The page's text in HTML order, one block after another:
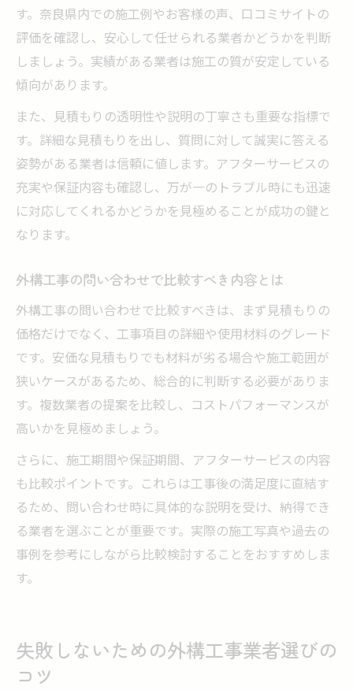
す。奈良県内での施工例やお客様の声、口コミサイトの
評価を確認し、安心して任せられる業者かどうかを判断
しましょう。実績がある業者は施工の質が安定している
傾向があります。
また、見積もりの透明性や説明の丁寧さも重要な指標で
す。詳細な見積もりを出し、質問に対して誠実に答える
姿勢がある業者は信頼に値します。アフターサービスの
充実や保証内容も確認し、万が一のトラブル時にも迅速
に対応してくれるかどうかを見極めることが成功の鍵と
なります。
外構工事の問い合わせで比較すべき内容とは
外構工事の問い合わせで比較すべきは、まず見積もりの
価格だけでなく、工事項目の詳細や使用材料のグレード
です。安価な見積もりでも材料が劣る場合や施工範囲が
狭いケースがあるため、総合的に判断する必要がありま
す。複数業者の提案を比較し、コストパフォーマンスが
高いかを見極めましょう。
さらに、施工期間や保証期間、アフターサービスの内容
も比較ポイントです。これらは工事後の満足度に直結す
るため、問い合わせ時に具体的な説明を受け、納得でき
る業者を選ぶことが重要です。実際の施工写真や過去の
事例を参考にしながら比較検討することをおすすめしま
す。
失敗しないための外構工事業者選びの
コツ